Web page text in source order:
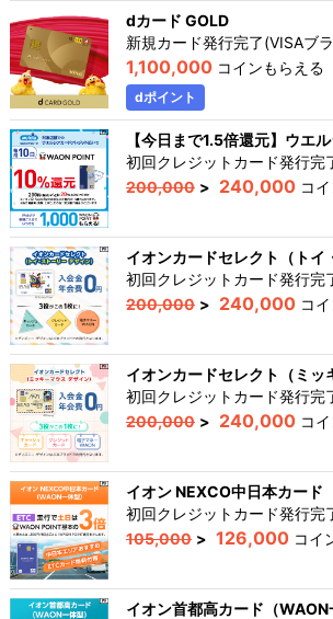
dカード GOLD
新規カード発行完了(VISAブ
1,100,000 コインもらえる
dポイント
【今日まで1.5倍還元】ウエ
初回クレジットカード発行完
200,000 > 240,000 コ
イオンカードセレクト（トイ
初回クレジットカード発行完
200,000 > 240,000 コ
イオンカードセレクト（ミッ
初回クレジットカード発行完
200,000 > 240,000 コ
イオン NEXCO中日本カード
初回クレジットカード発行完
105,000 > 126,000 コイ
イオン首都高カード（WAON